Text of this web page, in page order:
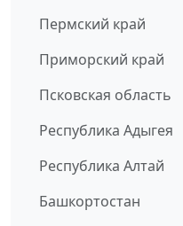
Пермский край
Приморский край
Псковская область
Республика Адыгея
Республика Алтай
Башкортостан